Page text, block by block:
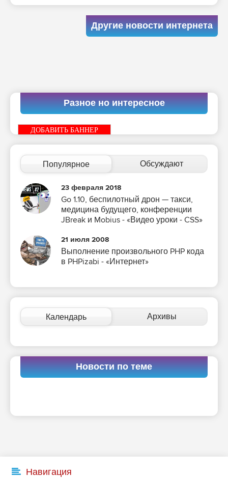
Другие новости интернета
Разное но интересное
ДОБАВИТЬ БАННЕР
Популярное Обсуждают
23 февраля 2018
Go 1.10, беспилотный дрон — такси,
медицина будущего, конференции
JBreak и Mobius - «Видео уроки - CSS»
21 июля 2008
Выполнение произвольного PHP кода
в PHPizabi - «Интернет»
Календарь Архивы
Новости по теме
Навигация